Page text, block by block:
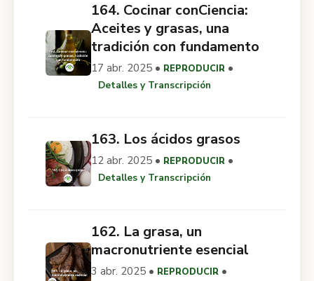
164. Cocinar conCiencia:
Aceites y grasas, una
tradición con fundamento
17 abr. 2025 • REPRODUCIR •
Detalles y Transcripción
163. Los ácidos grasos
12 abr. 2025 • REPRODUCIR •
Detalles y Transcripción
162. La grasa, un
macronutriente esencial
3 abr. 2025 • REPRODUCIR •